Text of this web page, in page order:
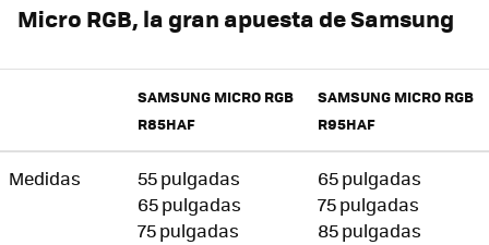
Micro RGB, la gran apuesta de Samsung
SAMSUNG MICRO RGB
R85HAF
SAMSUNG MICRO RGB
R95HAF
Medidas
55 pulgadas
65 pulgadas
75 pulgadas
65 pulgadas
75 pulgadas
85 pulgadas